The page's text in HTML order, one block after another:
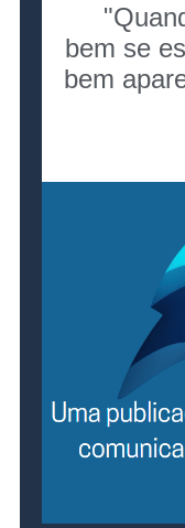
bem se
bem